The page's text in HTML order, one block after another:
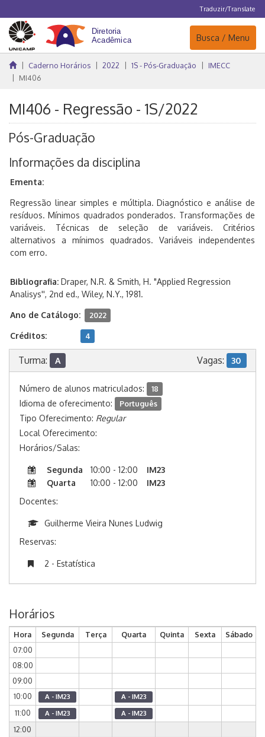
Traduzir/Translate
Navegação
Busca / Menu
Caderno Horários 2022 1S - Pós-Graduação
IMECC
MI406
MI406 - Regressão - 1S/2022
Pós-Graduação
Informações da disciplina
Ementa:
Regressão linear simples e múltipla. Diagnóstico e análise de
resíduos. Mínimos quadrados ponderados. Transformações de
variáveis. Técnicas de seleção de variáveis. Critérios
alternativos a mínimos quadrados. Variáveis independentes
com erro.
Bibliografia: Draper, N.R. & Smith, H. "Applied Regression
Analisys'', 2nd ed., Wiley, N.Y., 1981.
Ano de Catálogo: 2022
Créditos: 4
Turma: A Vagas: 30
Número de alunos matriculados: 18
Idioma de oferecimento: Português
Tipo Oferecimento: Regular
Local Oferecimento:
Horários/Salas:
Segunda 10:00 - 12:00
IM23
Quarta
10:00 - 12:00
IM23
Docentes:
Guilherme Vieira Nunes Ludwig
Reservas:
2 - Estatística
Horários
Hora Segunda Terça Quarta Quinta Sexta
Sábado
07:00
08:00
09:00
10:00
A - IM23 A - IM23
11:00 A - IM23 A - IM23
12:00